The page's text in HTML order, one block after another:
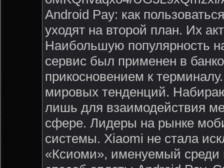
Android Pay: как
уходят на второй план. Их
Наибольшую популярность
сервис был применен в
прикосновением к
мировых тенденций.
лишь для взаимодействия
сфере. Лидеры на рынке
системы. Xiaomi не стала
«Ксиоми», именуемый среди